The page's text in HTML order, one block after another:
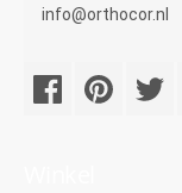
info@orthocor.nl